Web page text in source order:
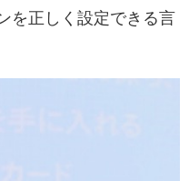
を正しく設定できる言